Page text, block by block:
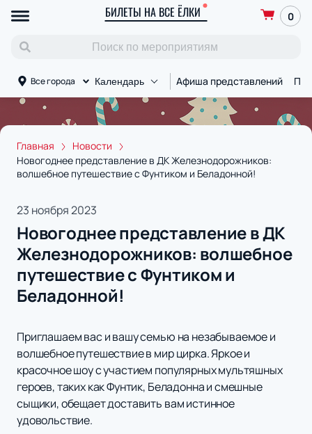
БИЛЕТЫ НА ВСЕ ЁЛКИ 0
Все города Календарь Афиша представлений
Главная
Новости
Новогоднее представление в ДК Железнодорожников:
волшебное путешествие с Фунтиком и Беладонной!
23 ноября 2023
Новогоднее представление в ДК
Железнодорожников: волшебное
путешествие с Фунтиком и
Беладонной!
Приглашаем вас и вашу семью на незабываемое и
волшебное путешествие в мир цирка. Яркое и
красочное шоу с участием популярных мультяшных
героев, таких как Фунтик, Беладонна и смешные
сыщики, обещает доставить вам истинное
удовольствие.